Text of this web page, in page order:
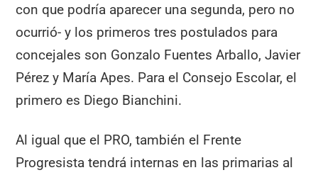
con que podría aparecer una segunda, pero no
ocurrió- y los primeros tres postulados para
concejales son Gonzalo Fuentes Arballo, Javier
Pérez y María Apes. Para el Consejo Escolar, el
primero es Diego Bianchini.
Al igual que el PRO, también el Frente
Progresista tendrá internas en las primarias al